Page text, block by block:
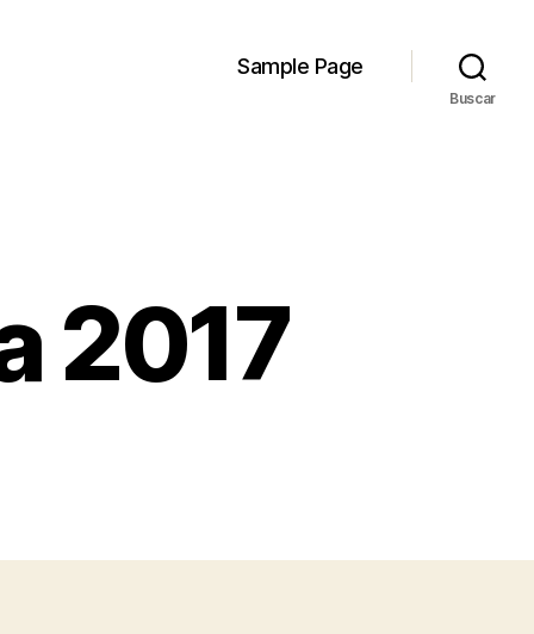
Sample Page
Buscar
2017